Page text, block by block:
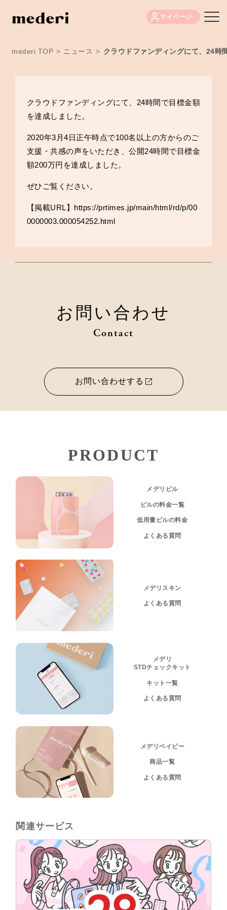
マイページ
mederi TOP > ニュース > クラウドファンディングにて、24時
クラウドファンディングにて、24時間で目標金額
を達成しました。
2020年3月4日正午時点で100名以上の方からのご
支援・共感の声をいただき、公開24時間で目標金
額200万円を達成しました。
ぜひご覧ください。
【掲載URL】 https://prtimes.jp/main/html/rd/p/00
0000003.000054252.html
お問い合わせ
Contact
お問い合わせする
PRODUCT
メデリピル
ピルの料金一覧
低用量ピルの料金
よくある質問
メデリスキン
よくある質問
メデリ
STDチェックキット
キット一覧
よくある質問
メデリベイビー
商品一覧
よくある質問
関連サービス